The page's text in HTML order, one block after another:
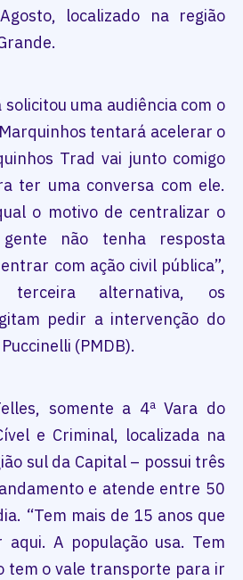
localizado na região
uma audiência com o
tentará acelerar o
Trad vai junto comigo
ter uma conversa com ele.
o motivo de centralizar o
não tenha resposta
com ação civil pública”,
terceira alternativa, os
pedir a intervenção do
(PMDB).
somente a 4ª Vara do
e Criminal, localizada na
sul da Capital – possui três
e atende entre 50
“Tem mais de 15 anos que
A população usa. Tem
tem o vale transporte para ir